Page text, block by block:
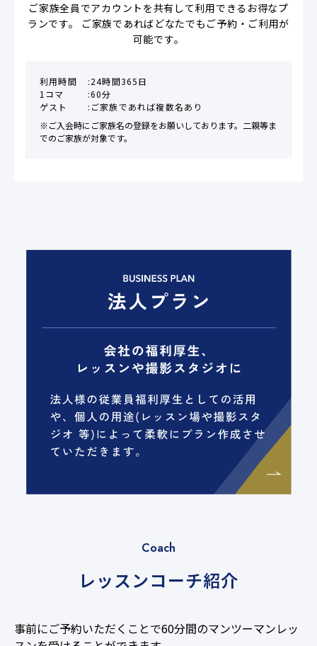
ご家族全員でアカウントを共有して利用できるお得なプ
ランです。 ご家族であればどなたでもご予約・ご利用が
可能です。
利用時間
24時間365日
1コマ
60分
ゲスト
ご家族であれば複数名あり
※ご入会時にご家族名の登録をお願いしております。二親等ま
でのご家族が対象です。
Coach
レッスンコーチ紹介
事前にご予約いただくことで60分間のマンツーマンレッ